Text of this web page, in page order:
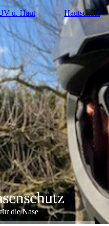
u. Haut Hautschutz
die Nase